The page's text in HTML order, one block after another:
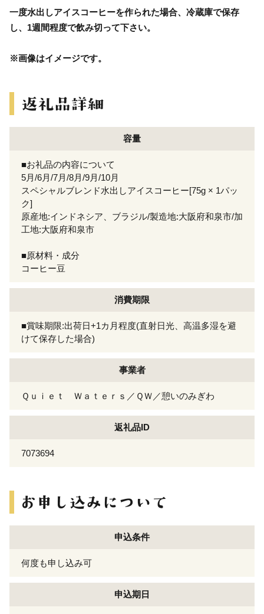
一度水出しアイスコーヒーを作られた場合、冷蔵庫で保存
し、1週間程度で飲み切って下さい。
※画像はイメージです。
容量
■お礼品の内容について
5月/6月/7月/8月/9月/10月
スペシャルブレンド水出しアイスコーヒー[75g × 1パッ
ク]
原産地:インドネシア、ブラジル/製造地:大阪府和泉市/加
工地:大阪府和泉市
■原材料・成分
コーヒー豆
消費期限
■賞味期限:出荷日+1カ月程度(直射日光、高温多湿を避
けて保存した場合)
事業者
Ｑｕｉｅｔ Ｗａｔｅｒｓ／ＱＷ／憩いのみぎわ
返礼品ID
7073694
申込条件
何度も申し込み可
申込期日